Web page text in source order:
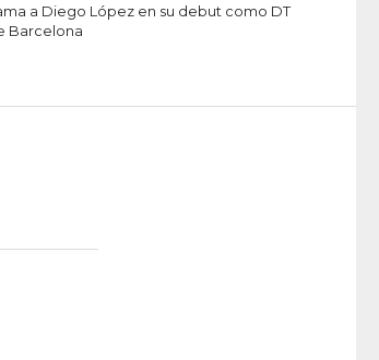
a Diego López en su debut como DT
Barcelona